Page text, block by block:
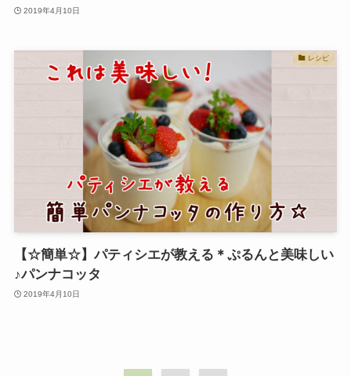
2019年4月10日
レシピ
【☆簡単☆】パティシエが教える＊ぷるんと美味しい
♪パンナコッタ
2019年4月10日